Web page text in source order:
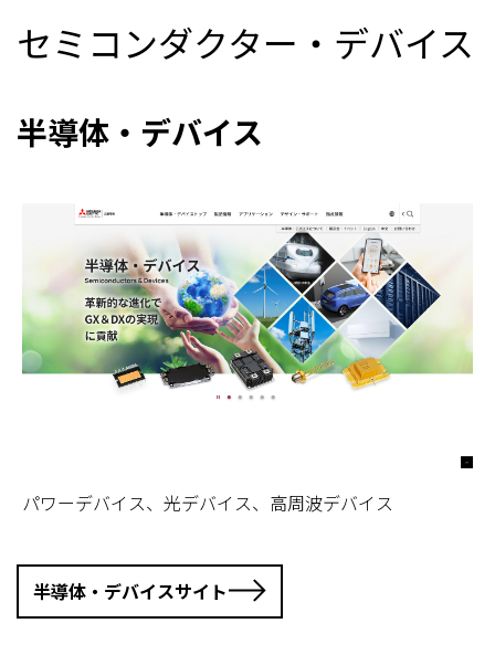
セミコンダクター・デバイス
半導体・デバイス
パワーデバイス、光デバイス、高周波デバイス
半導体・デバイスサイト